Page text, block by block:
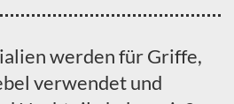
werden für Griffe,
verwendet und